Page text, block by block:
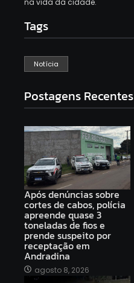
na vida da cidade.
Tags
Notícia
Postagens Recentes
Após denúncias sobre
cortes de cabos, polícia
apreende quase 3
toneladas de fios e
prende suspeito por
receptação em
Andradina
agosto 8, 2026